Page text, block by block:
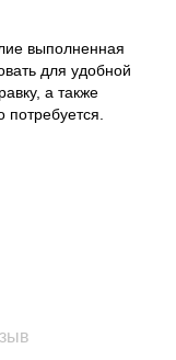
выполненная
для удобной
а также